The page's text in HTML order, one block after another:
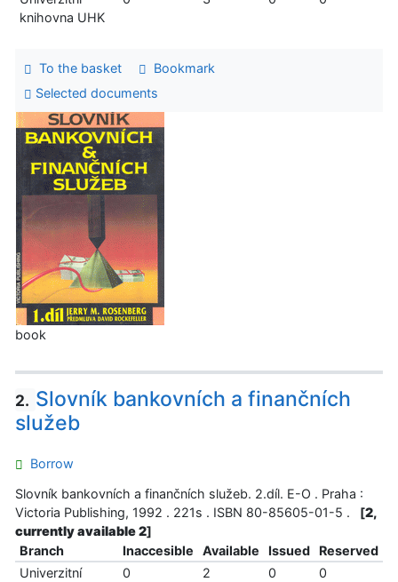
knihovna UHK
To the basket
Bookmark
Selected documents
book
2. Slovník bankovních a finančních
služeb
Borrow
Slovník bankovních a finančních služeb. 2.díl. E-O . Praha :
Victoria Publishing, 1992 . 221s . ISBN 80-85605-01-5 .
[2,
currently available 2]
Branch
Inaccesible Available Issued
Reserved
Univerzitní
0 2 0 0